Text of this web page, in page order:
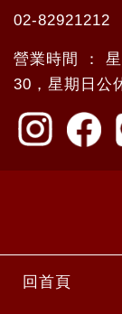
回首頁
02-82921212
營業時間 ：
30，星期日公